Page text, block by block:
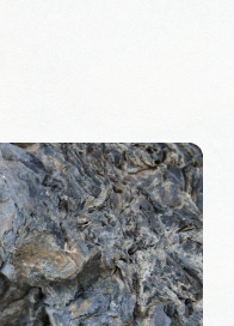
行きたいリストを見る